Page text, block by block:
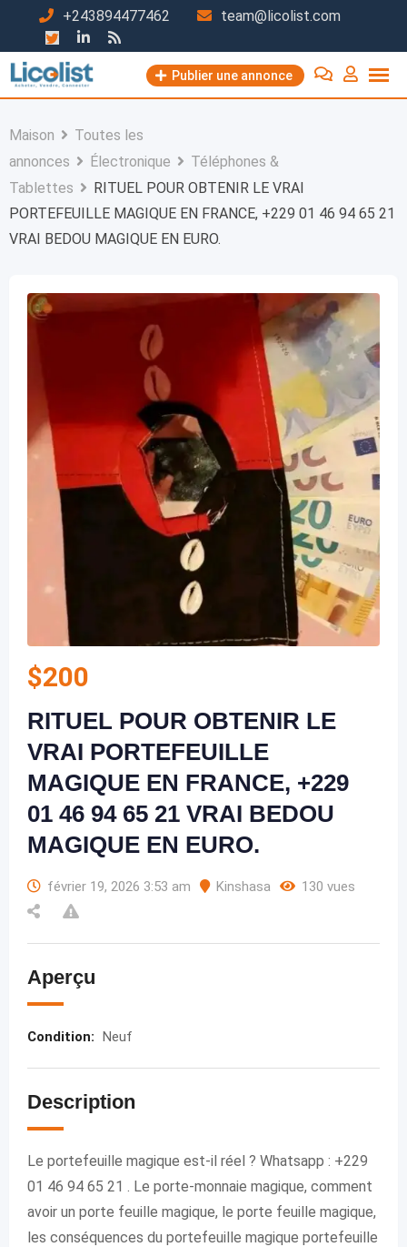
contenu
+243894477462 team@licolist.com
Publier une annonce
Maison
Toutes les
annonces
Électronique
Téléphones &
Tablettes
RITUEL POUR OBTENIR LE VRAI
PORTEFEUILLE MAGIQUE EN FRANCE, +229 01 46 94 65 21
VRAI BEDOU MAGIQUE EN EURO.
$200
RITUEL POUR OBTENIR LE
VRAI PORTEFEUILLE
MAGIQUE EN FRANCE, +229
01 46 94 65 21 VRAI BEDOU
MAGIQUE EN EURO.
février 19, 2026 3:53 am Kinshasa 130 vues
Aperçu
Condition: Neuf
Description
Le portefeuille magique est-il réel ? Whatsapp : +229
01 46 94 65 21 . Le porte-monnaie magique, comment
avoir un porte feuille magique, le porte feuille magique,
les conséquences du portefeuille magique portefeuille